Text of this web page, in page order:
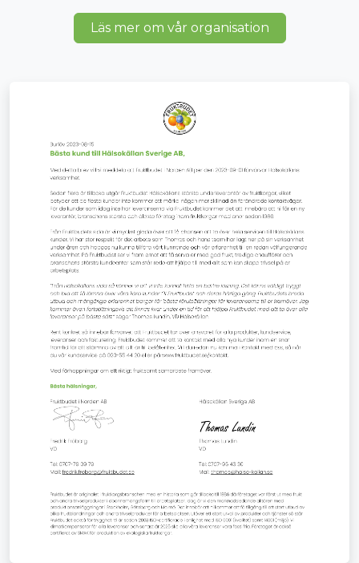
Läs mer om vår organisation